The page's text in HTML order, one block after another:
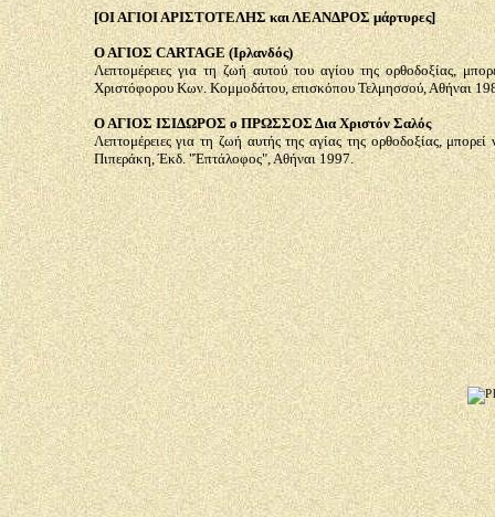
[ΟΙ ΑΓΙΟΙ ΑΡΙΣΤΟΤΕΛΗΣ και ΛΕΑΝΔΡΟΣ μάρτυρες]
Ο ΑΓΙΟΣCARTAGE (Ιρλανδός)
Λεπτομέρειες για τη ζωή αυτού του αγίου της ορθοδοξίας,
Χριστόφορου Κων. Κομμοδάτου, επισκόπου Τελμησσού, Αθήναι
Ο ΑΓΙΟΣ ΙΣΙΔΩΡΟΣ ο ΠΡΩΣΣΟΣ Δια Χριστόν Σαλός
Λεπτομέρειες για τη ζωή αυτής της αγίας της ορθοδοξίας,
Πιπεράκη, Έκδ. "Έπτάλοφος", Αθήναι 1997.